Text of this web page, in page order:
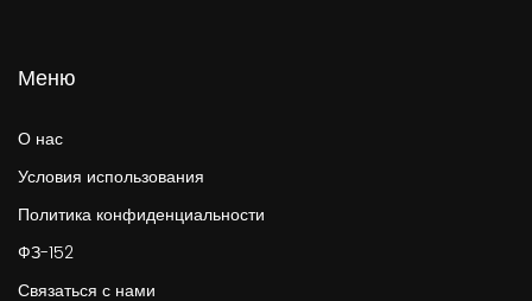
Меню
О нас
Условия использования
Политика конфиденциальности
ФЗ-152
Связаться с нами